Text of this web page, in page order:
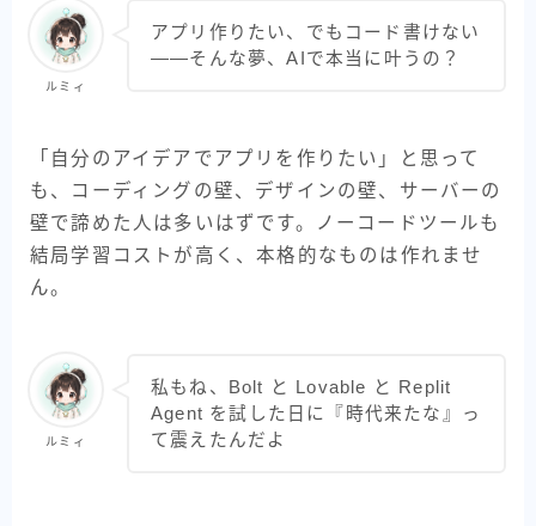
検索・リサーチAI
資料・図解AI
業務自動化AI
比較・選び方
目的別レシピ
AIを動かす環境
お問い合わせ
ルミィ
アプリ作りたい、でもコード書けない
――そんな夢、AIで本当に叶うの？
「自分のアイデアでアプリを作りたい」と思って
も、コーディングの壁、デザインの壁、サーバーの
壁で諦めた人は多いはずです。ノーコードツールも
結局学習コストが高く、本格的なものは作れませ
ん。
ルミィ
私もね、Bolt と Lovable と Replit
Agent を試した日に『時代来たな』っ
て震えたんだよ